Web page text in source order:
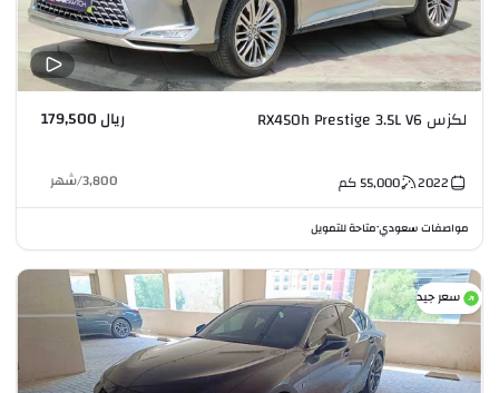
لكزس RX450h Prestige 3.5L V6 ريال 179,500
2022
55,000كم 3,800
/شهر
مواصفات سعودي•متاحة للتمويل
سعر جيد